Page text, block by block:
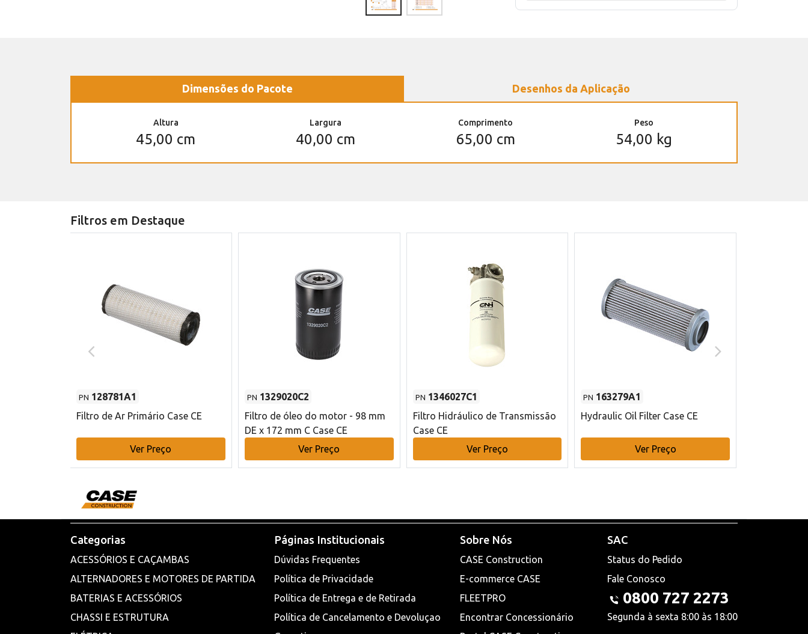
Dimensões do Pacote Desenhos da Aplicação
Altura
45,00 cm
Largura
40,00 cm
Comprimento
65,00 cm
Peso
54,00 kg
Filtros em Destaque
PN 128781A1
Filtro de Ar Primário Case CE
Ver Preço
PN 1329020C2
Filtro de óleo do motor - 98 mm
DE x 172 mm C Case CE
Ver Preço
PN 1346027C1
Filtro Hidráulico de Transmissão
Case CE
Ver Preço
PN 163279A1
Hydraulic Oil Filter Case CE
Ver Preço
Categorias
ACESSÓRIOS E CAÇAMBAS
ALTERNADORES E MOTORES DE PARTIDA
BATERIAS E ACESSÓRIOS
CHASSI E ESTRUTURA
Páginas Institucionais
Dúvidas Frequentes
Política de Privacidade
Política de Entrega e de Retirada
Política de Cancelamento e Devoluçao
Sobre Nós
CASE Construction
E-commerce CASE
FLEETPRO
Encontrar Concessionário
SAC
Status do Pedido
Fale Conosco
0800 727 2273
Segunda à sexta 8:00 às 18:00